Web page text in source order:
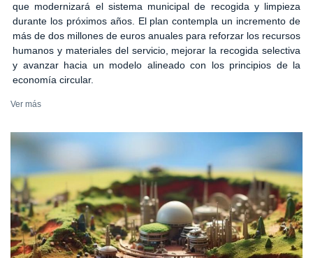
que modernizará el sistema municipal de recogida y limpieza
durante los próximos años. El plan contempla un incremento de
más de dos millones de euros anuales para reforzar los recursos
humanos y materiales del servicio, mejorar la recogida selectiva
y avanzar hacia un modelo alineado con los principios de la
economía circular.
Ver más